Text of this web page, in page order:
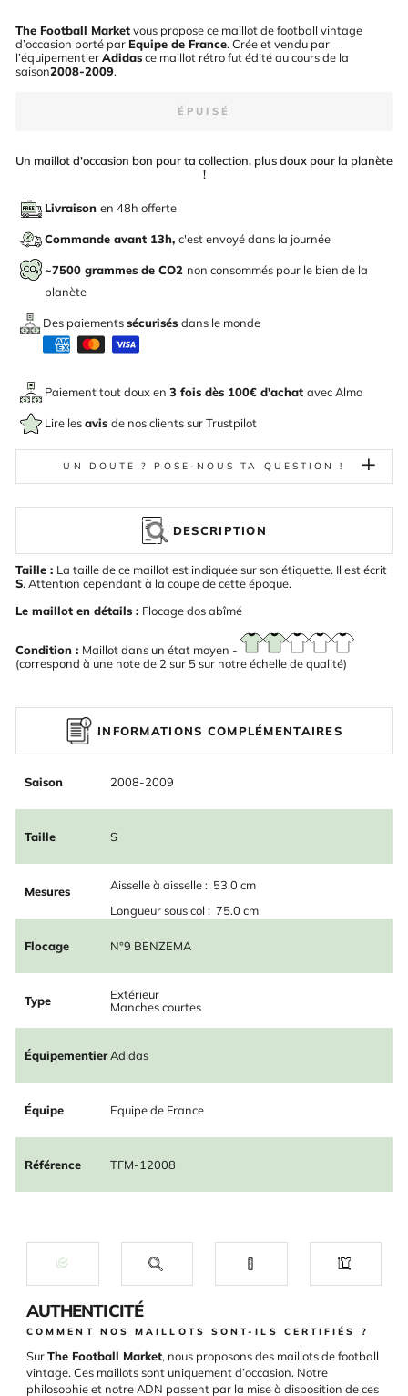
The Football Marketvous propose ce maillot de football vintage
d’occasion porté par Equipe de France. Crée et vendu par
l’équipementierAdidasce maillot rétro fut édité au cours de la
saison2008-2009.
ÉPUISÉ
Un maillot d'occasion bon pour ta collection, plus doux pour la planète
!
Livraison en 48h offerte
Commande avant 13h, c'est envoyé dans la journée
~7500 grammes de CO2 non consommés pour le bien de la
planète
Des paiementssécurisés dans le monde
Paiement tout doux en 3 fois dès 100€ d'achat avecAlma
Lire lesavis de nos clients sur Trustpilot
UN DOUTE ? POSE-NOUS TA QUESTION !
DESCRIPTION
Taille : La taille de ce maillot est indiquée sur son étiquette. Il est écrit
S. Attention cependant à la coupe de cette époque.
Le maillot en détails : Flocage dos abîmé
Condition : Maillot dans un état moyen -
(correspond à une note de 2 sur 5 sur notre échelle de qualité)
INFORMATIONS COMPLÉMENTAIRES
Saison 2008-2009
Taille S
Mesures
Aisselle à aisselle : 53.0 cm
Longueur sous col : 75.0 cm
Flocage N°9 BENZEMA
Type
Extérieur
Manches courtes
ÉquipementierAdidas
Équipe Equipe de France
Référence TFM-12008
AUTHENTICITÉ
COMMENT NOS MAILLOTS SONT-ILS CERTIFIÉS ?
SurThe Football Market, nous proposons des maillots de football
vintage. Ces maillots sont uniquement d’occasion. Notre
philosophie et notre ADN passent par la mise à disposition de ces